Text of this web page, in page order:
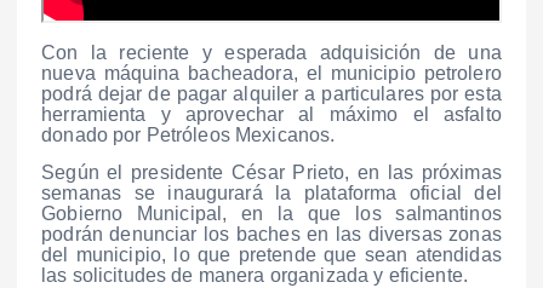
Con la reciente y esperada adquisición de una
nueva máquina bacheadora, el municipio petrolero
podrá dejar de pagar alquiler a particulares por esta
herramienta y aprovechar al máximo el asfalto
donado por Petróleos Mexicanos.
Según el presidente César Prieto, en las próximas
semanas se inaugurará la plataforma oficial del
Gobierno Municipal, en la que los salmantinos
podrán denunciar los baches en las diversas zonas
del municipio, lo que pretende que sean atendidas
las solicitudes de manera organizada y eficiente.